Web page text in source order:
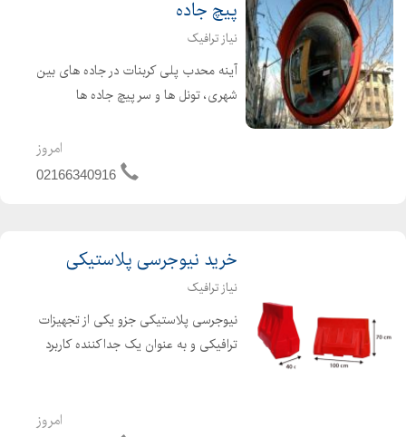
پیچ جاده
نیاز ترافیک
آینه محدب پلی کربنات در جاده های بین
شهری، تونل ها و سر پیچ جاده ها
که افراد دید کافی ندارند برای بزرگنمایی
تصویر از آینه محدب پلی کربنات استفاده
امروز
02166340916
خرید نیوجرسی پلاستیکی
نیاز ترافیک
نیوجرسی پلاستیکی جزو یکی از تجهیزات
ترافیکی و به عنوان یک جداکننده کاربرد
خودروها در خیابان و جاده ها تغییر میامروز